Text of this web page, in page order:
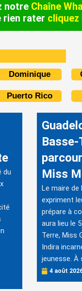
notre Chaîne
rien rater cliquez
Dominique
Puerto Rico
du
Miss
Le maire de
expriment
prépare à
aura lieu le
Terre, Miss
Indira
jeunesse. À
4 août